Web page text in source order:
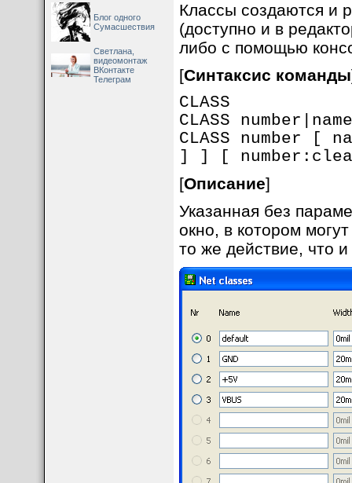
Блог одного
Сумасшествия
Светлана,
видеомонтаж
ВКонтакте
Телеграм
Классы создаются и
(доступно и в
либо с помощью
[Синтаксис команды
CLASS
CLASS number|name
CLASS number
] ] [
[Описание]
Указанная без
окно, в котором
то же действие, что